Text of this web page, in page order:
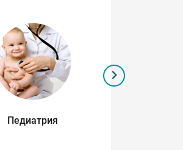
Педиатрия